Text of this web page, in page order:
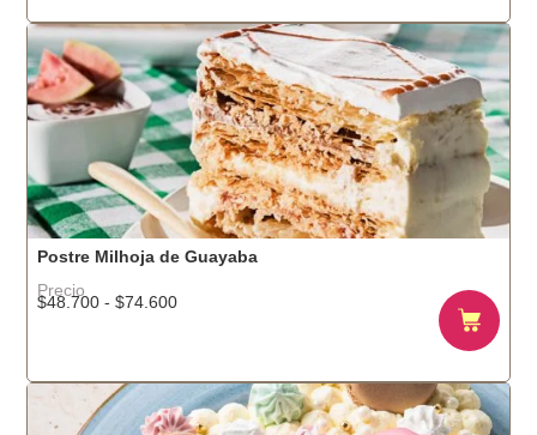
Postre Milhoja de Guayaba
Precio
$48.700 -$74.600